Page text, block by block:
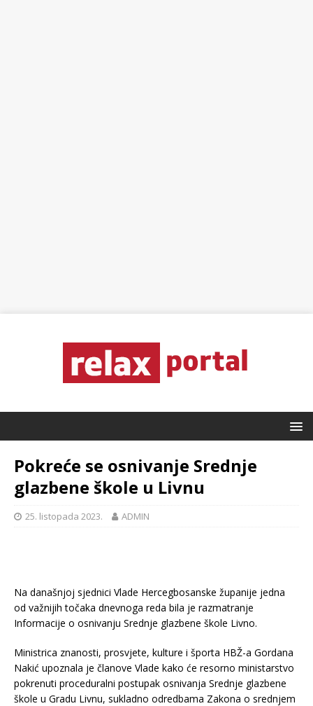
Pokreće se osnivanje Srednje
glazbene škole u Livnu
25. listopada 2023. ADMIN
Na današnjoj sjednici Vlade Hercegbosanske županije jedna
od važnijih točaka dnevnoga reda bila je razmatranje
Informacije o osnivanju Srednje glazbene škole Livno.
Ministrica znanosti, prosvjete, kulture i športa HBŽ-a Gordana
Nakić upoznala je članove Vlade kako će resorno ministarstvo
pokrenuti proceduralni postupak osnivanja Srednje glazbene
škole u Gradu Livnu, sukladno odredbama Zakona o srednjem